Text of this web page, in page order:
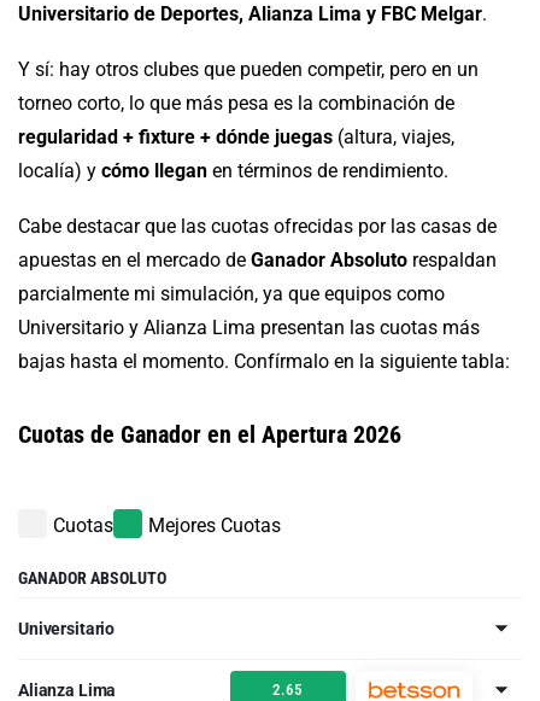
Universitario de Deportes, Alianza Lima y FBC Melgar.
Y sí: hay otros clubes que pueden competir, pero en un
torneo corto, lo que más pesa es la combinación de
regularidad + fixture + dónde juegas (altura, viajes,
localía) y cómo llegan en términos de rendimiento.
Cabe destacar que las cuotas ofrecidas por las casas de
apuestas en el mercado de Ganador Absoluto respaldan
parcialmente mi simulación, ya que equipos como
Universitario y Alianza Lima presentan las cuotas más
bajas hasta el momento. Confírmalo en la siguiente tabla:
Cuotas de Ganador en el Apertura 2026
Cuotas Mejores Cuotas
GANADOR ABSOLUTO
Universitario
Alianza Lima 2.65